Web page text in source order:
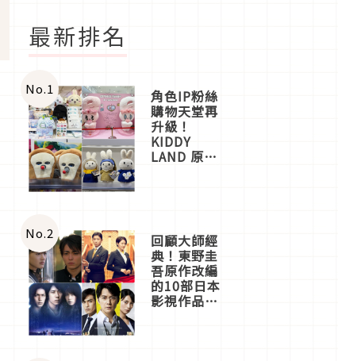
最新排名
No.1 角色IP粉絲
購物天堂再
升級！
KIDDY
LAND 原宿
店3分即達
No.2 回顧大師經
典！東野圭
吾原作改編
的10部日本
影視作品推